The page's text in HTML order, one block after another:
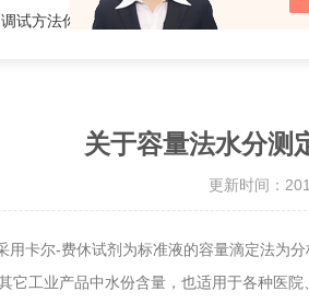
试方法你知道吗？
关于容量法水分测
更新时间：
用卡尔-费休试剂为标准液的容量滴定法为
工业产品中水份含量，也适用于各种医